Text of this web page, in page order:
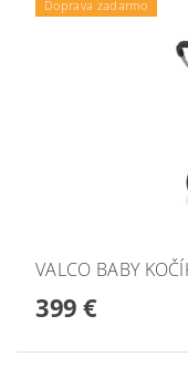
Doprava zadarmo
VALCO BABY
399 €